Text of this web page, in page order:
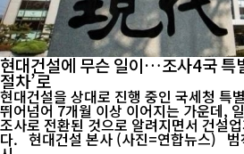
현대건설에 무슨 일이…조사4국 특
절차’로
현대건설을 상대로 진행 중인 국세청 특
뛰어넘어 7개월 이상 이어지는 가운데,
조사로 전환된 것으로 알려지면서 건설
다. 현대건설 본사 (사진=연합뉴스) 범칙조사는 단순히 세금을 다